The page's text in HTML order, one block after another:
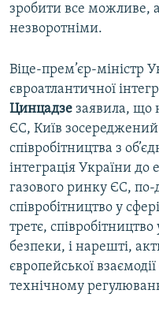
зробити все можливе,
незворотніми.
Віце-прем’єр-міністр
євроатлантичної
Цинцадзе заявила, що
ЄС, Київ
співробітництва з
інтеграція України
газового ринку ЄС, по-
співробітництво у
третє,
безпеки, і нарешті,
європейської
технічному